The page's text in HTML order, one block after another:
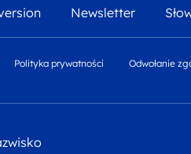
Newsletter
Polityka prywatności Odwołanie